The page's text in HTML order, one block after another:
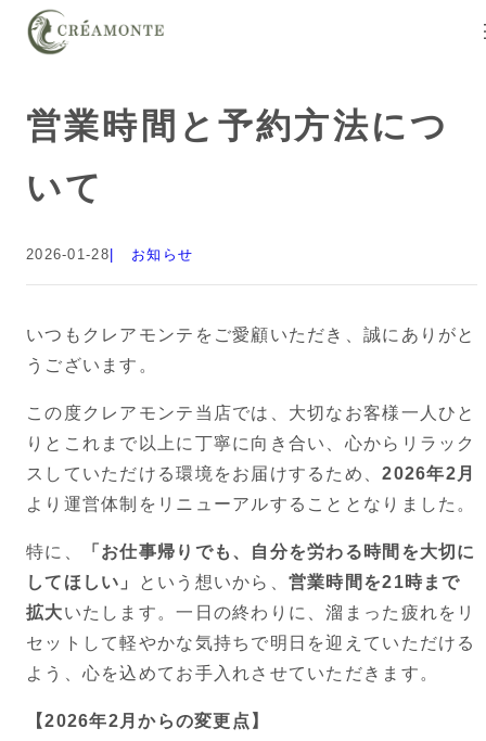
営業時間と予約方法につ
いて
2026-01-28 お知らせ
いつもクレアモンテをご愛顧いただき、誠にありがと
うございます。
この度クレアモンテ当店では、大切なお客様一人ひと
りとこれまで以上に丁寧に向き合い、心からリラック
スしていただける環境をお届けするため、2026年2月
より運営体制をリニューアルすることとなりました。
特に、
「お仕事帰りでも、自分を労わる時間を大切に
してほしい」
という想いから、 営業時間を21時まで
拡大いたします。一日の終わりに、溜まった疲れをリ
セットして軽やかな気持ちで明日を迎えていただける
よう、心を込めてお手入れさせていただきます。
【2026年2月からの変更点】